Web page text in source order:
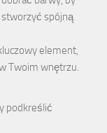
spójną
element,
Twoim wnętrzu.
podkreślić